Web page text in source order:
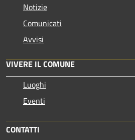
Notizie
Comunicati
Avvisi
VIVERE IL COMUNE
Luoghi
Eventi
CONTATTI